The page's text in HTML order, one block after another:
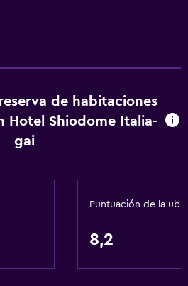
de habitaciones
Hotel Shiodome Italia-
gai
Puntuación de la
8,2